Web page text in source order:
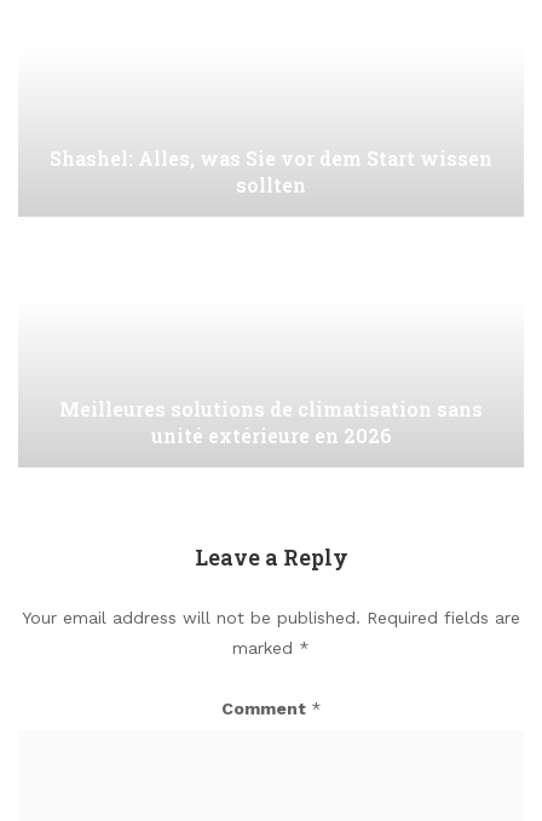
Shashel: Alles, was Sie vor dem Start wissen
sollten
Meilleures solutions de climatisation sans
unité extérieure en 2026
Leave a Reply
Your email address will not be published. Required fields are
marked *
Comment *